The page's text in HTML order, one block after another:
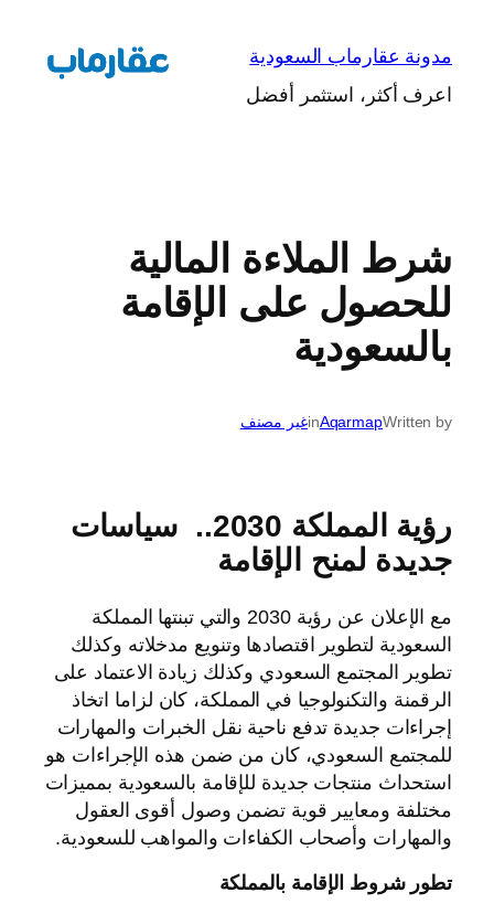
مدونة عقارماب السعودية
اعرف أكثر، استثمر أفضل
شرط الملاءة المالية
للحصول على الإقامة
بالسعودية
Written by
Aqarmap
inغير مصنف
رؤية المملكة 2030.. سياسات
جديدة لمنح الإقامة
مع الإعلان عن رؤية 2030 والتي تبنتها المملكة
السعودية لتطوير اقتصادها وتنويع مدخلاته وكذلك
تطوير المجتمع السعودي وكذلك زيادة الاعتماد على
الرقمنة والتكنولوجيا في المملكة، كان لزاما اتخاذ
إجراءات جديدة تدفع ناحية نقل الخبرات والمهارات
للمجتمع السعودي، كان من ضمن هذه الإجراءات هو
استحداث منتجات جديدة للإقامة بالسعودية بمميزات
مختلفة ومعايير قوية تضمن وصول أقوى العقول
والمهارات وأصحاب الكفاءات والمواهب للسعودية.
تطور شروط الإقامة بالمملكة